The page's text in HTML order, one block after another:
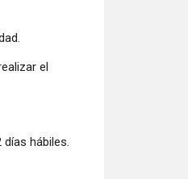
el
hábiles.